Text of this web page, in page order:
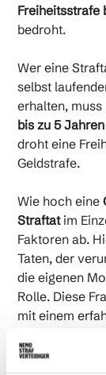
Freiheitsstrafe
bedroht.
Wer eine
selbst
erhalten,
bis zu 5 Jahren
droht eine
Geldstrafe.
Wie hoch eine
Straftatim
Faktoren ab.
Taten, der
die eigenen
Rolle. Diese
mit einem